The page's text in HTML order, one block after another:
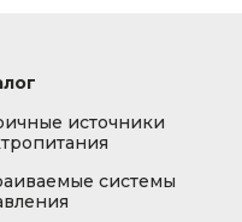
источники
системы